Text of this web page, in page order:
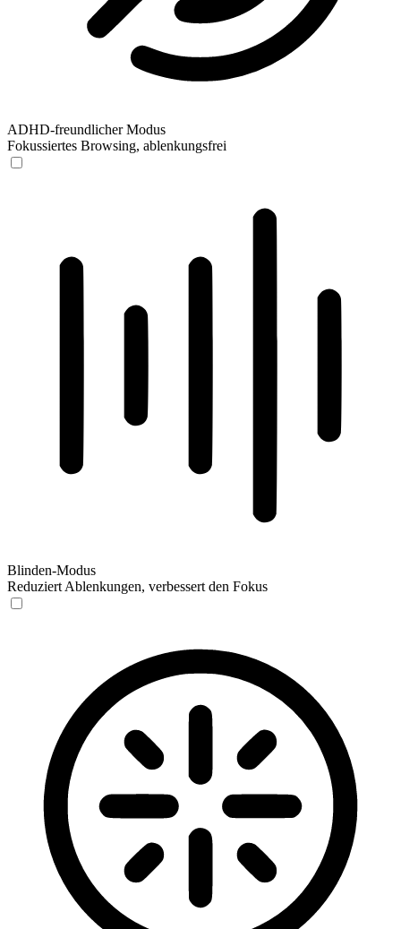
ADHD-freundlicher Modus
Fokussiertes Browsing, ablenkungsfrei
Blinden-Modus
Reduziert Ablenkungen, verbessert den Fokus